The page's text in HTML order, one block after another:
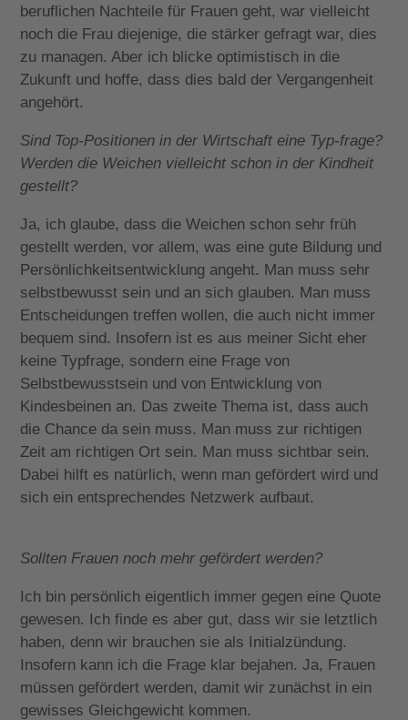
beruflichen Nachteile für Frauen geht, war vielleicht
noch die Frau diejenige, die stärker gefragt war, dies
zu managen. Aber ich blicke optimistisch in die
Zukunft und hoffe, dass dies bald der Vergangenheit
angehört.
Sind Top-Positionen in der Wirtschaft eine Typ-frage?
Werden die Weichen vielleicht schon in der Kindheit
gestellt?
Ja, ich glaube, dass die Weichen schon sehr früh
gestellt werden, vor allem, was eine gute Bildung und
Persönlichkeitsentwicklung angeht. Man muss sehr
selbstbewusst sein und an sich glauben. Man muss
Entscheidungen treffen wollen, die auch nicht immer
bequem sind. Insofern ist es aus meiner Sicht eher
keine Typfrage, sondern eine Frage von
Selbstbewusstsein und von Entwicklung von
Kindesbeinen an. Das zweite Thema ist, dass auch
die Chance da sein muss. Man muss zur richtigen
Zeit am richtigen Ort sein. Man muss sichtbar sein.
Dabei hilft es natürlich, wenn man gefördert wird und
sich ein entsprechendes Netzwerk aufbaut.
Sollten Frauen noch mehr gefördert werden?
Ich bin persönlich eigentlich immer gegen eine Quote
gewesen. Ich finde es aber gut, dass wir sie letztlich
haben, denn wir brauchen sie als Initialzündung.
Insofern kann ich die Frage klar bejahen. Ja, Frauen
müssen gefördert werden, damit wir zunächst in ein
gewisses Gleichgewicht kommen.